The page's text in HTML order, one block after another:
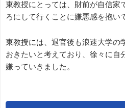
東教授にとっては、財前が自信家
ろにして行くことに嫌悪感を抱い
東教授には、退官後も浪速大学の
おきたいと考えており、徐々に自
嫌っていきました。